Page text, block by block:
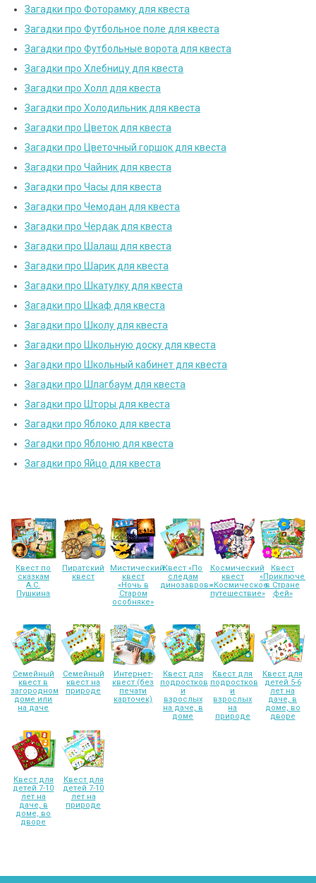
Загадки про Фоторамку для квеста
Загадки про Футбольное поле для квеста
Загадки про Футбольные ворота для квеста
Загадки про Хлебницу для квеста
Загадки про Холл для квеста
Загадки про Холодильник для квеста
Загадки про Цветок для квеста
Загадки про Цветочный горшок для квеста
Загадки про Чайник для квеста
Загадки про Часы для квеста
Загадки про Чемодан для квеста
Загадки про Чердак для квеста
Загадки про Шалаш для квеста
Загадки про Шарик для квеста
Загадки про Шкатулку для квеста
Загадки про Шкаф для квеста
Загадки про Школу для квеста
Загадки про Школьную доску для квеста
Загадки про Школьный кабинет для квеста
Загадки про Шлагбаум для квеста
Загадки про Шторы для квеста
Загадки про Яблоко для квеста
Загадки про Яблоню для квеста
Загадки про Яйцо для квеста
Квест по
сказкам
А.С.
Пушкина
Пиратский
квест
Мистический
квест
«Ночь в
Старом
особняке»
Квест «По
следам
динозавров»
Космический
квест
«Космическое
путешествие»
Квест
в Стране
фей»
Семейный
квест в
загородном
доме или
на даче
Семейный
квест на
природе
Интернет-
квест (без
печати
карточек)
Квест для
подростков
и
взрослых
на даче, в
доме
Квест для
подростков
и
взрослых
на
природе
Квест для
детей 5-6
лет на
даче, в
доме, во
дворе
Квест для
детей 7-10
лет на
даче, в
доме, во
дворе
Квест для
детей 7-10
лет на
природе